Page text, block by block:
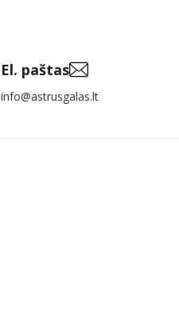
El. paštas
info@astrusgalas.lt